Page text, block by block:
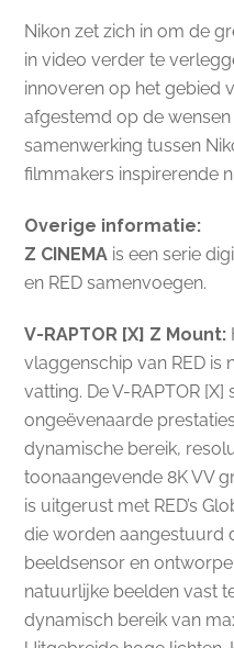
Nikon zet zich in om de
in video verder te
innoveren op het gebied
afgestemd op de
samenwerking tussen
filmmakers inspirerende
Overige informatie:
Z CINEMA is een serie
en RED samenvoegen.
V-RAPTOR [X] Z Mount:
vlaggenschip van RED is
vatting. De V-RAPTOR
ongeëvenaarde
dynamische bereik,
toonaangevende 8K VV
is uitgerust met RED’s
die worden aangestuurd
beeldsensor en
natuurlijke beelden vast
dynamisch bereik van